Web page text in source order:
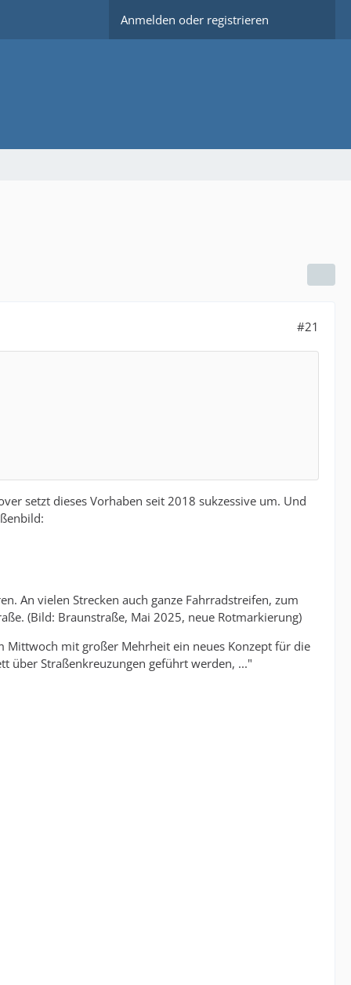
Anmelden oder registrieren
#21
setzt dieses Vorhaben seit 2018 sukzessive um. Und
An vielen Strecken auch ganze Fahrradstreifen, zum
(Bild: Braunstraße, Mai 2025, neue Rotmarkierung)
Mittwoch mit großer Mehrheit ein neues Konzept für die
über Straßenkreuzungen geführt werden, ..."